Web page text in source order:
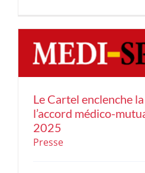
Le Cartel enclenche
l’accord médico-
2025
Presse